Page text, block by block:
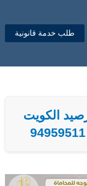
طلب خدمة قانونية
الكويت